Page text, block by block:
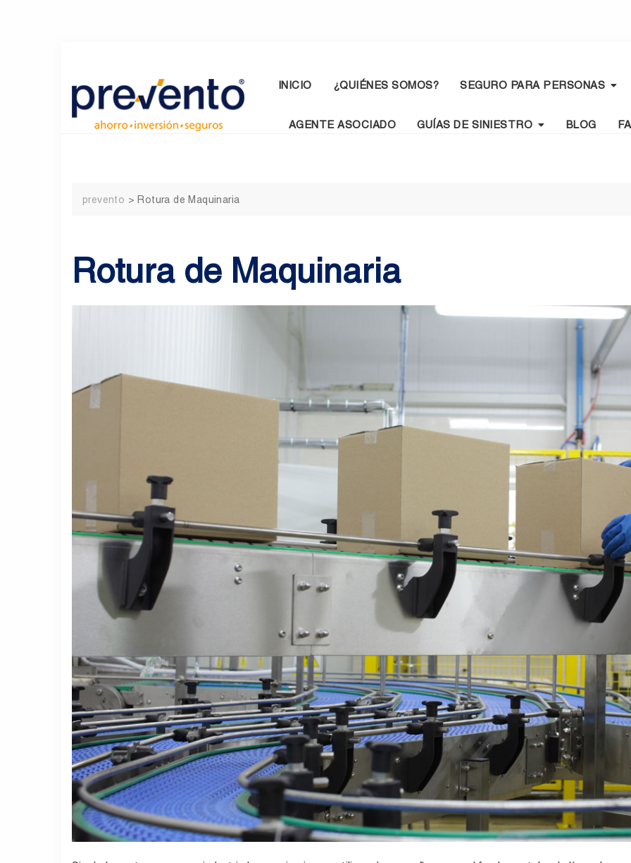
content
INICIO ¿QUIÉNES SOMOS? SEGURO PARA PERSONAS
AGENTE ASOCIADO GUÍAS DE SINIESTRO BLOG
prevento > Rotura de Maquinaria
Rotura de Maquinaria